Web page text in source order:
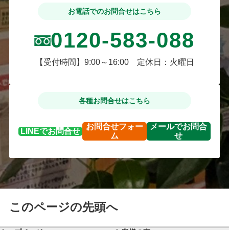
お電話でのお問合せはこちら
0120-583-088
【受付時間】9:00～16:00 定休日：火曜日
各種お問合せはこちら
LINEでお問合せ
お問合せフォー
ム
メールでお問合
せ
このページの先頭へ